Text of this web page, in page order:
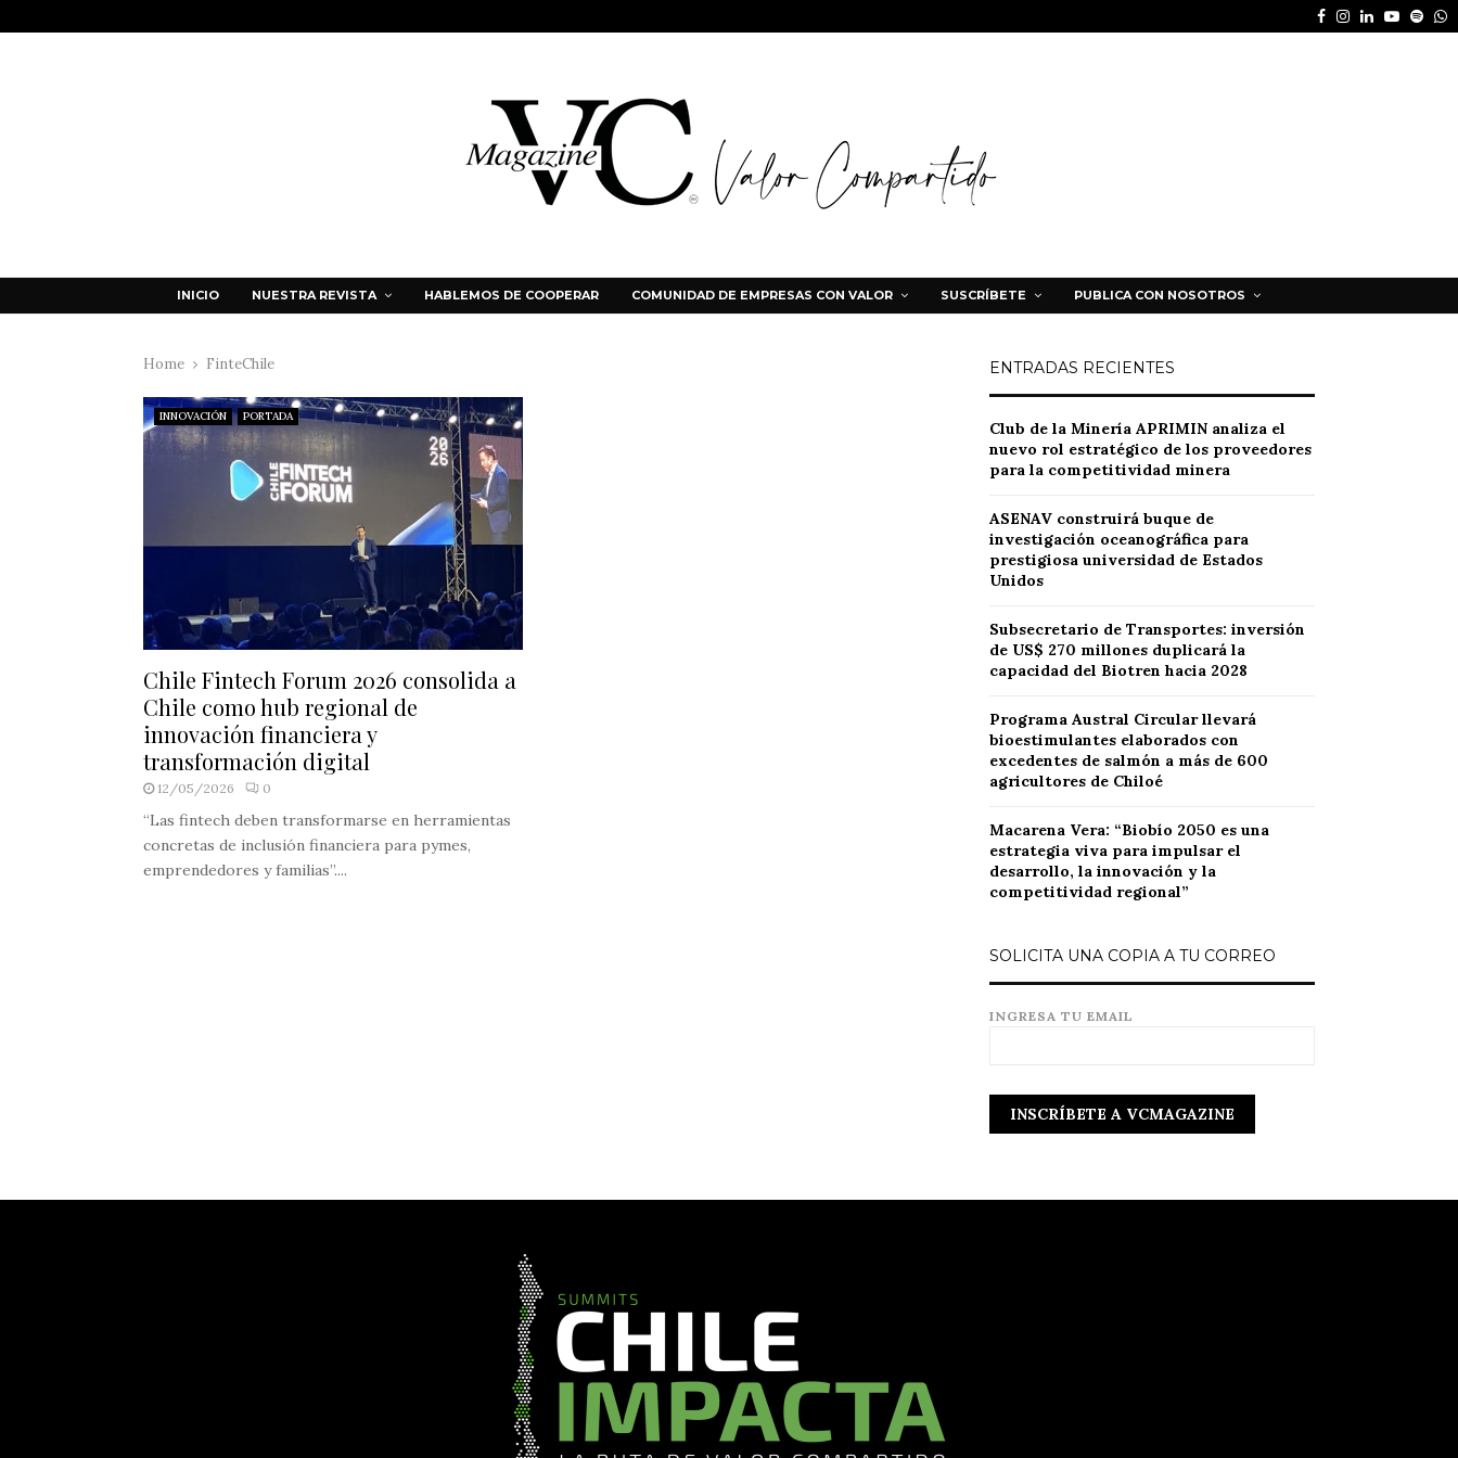
Facebook
Instagram
LinkedinYoutube
INICIO NUESTRA REVISTA HABLEMOS DE COOPERAR COMUNIDAD DE EMPRESAS CON VALOR SUSCRÍBETE PUBLICA CON NOSOTROS
Home FinteChile
INNOVACIÓN PORTADA
Chile Fintech Forum 2026 consolida a
Chile como hub regional de
innovación financiera y
transformación digital
12/05/2026 0
“Las fintech deben transformarse en herramientas
concretas de inclusión financiera para pymes,
emprendedores y familias”....
ENTRADAS RECIENTES
Club de la Minería APRIMIN analiza el
nuevo rol estratégico de los proveedores
para la competitividad minera
ASENAV construirá buque de
investigación oceanográfica para
prestigiosa universidad de Estados
Unidos
Subsecretario de Transportes: inversión
de US$ 270 millones duplicará la
capacidad del Biotren hacia 2028
Programa Austral Circular llevará
bioestimulantes elaborados con
excedentes de salmón a más de 600
agricultores de Chiloé
Macarena Vera: “Biobío 2050 es una
estrategia viva para impulsar el
desarrollo, la innovación y la
competitividad regional”
SOLICITA UNA COPIA A TU CORREO
INGRESA TU EMAIL